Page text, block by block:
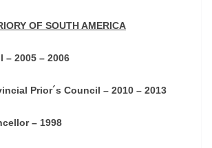
OF SOUTH AMERICA
– 2005 – 2006
Prior´s Council – 2010 – 2013
– 1998